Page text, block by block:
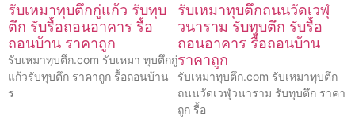
รับเหมาทุบตึกกู่แก้ว รับทุบ
ตึก รับรื้อถอนอาคาร รื้อ
ถอนบ้าน ราคาถูก
รับเหมาทุบตึก.com รับเหมา ทุบตึกกู่
แก้วรับทุบตึก ราคาถูก รื้อถอนบ้าน
ร
รับเหมาทุบตึกถนนวัดเวฬุ
วนาราม รับทุบตึก รับรื้อ
ถอนอาคาร รื้อถอนบ้าน
ราคาถูก
รับเหมาทุบตึก.com รับเหมาทุบตึก
ถนนวัดเวฬุวนาราม รับทุบตึก ราคา
ถูก รื้อ